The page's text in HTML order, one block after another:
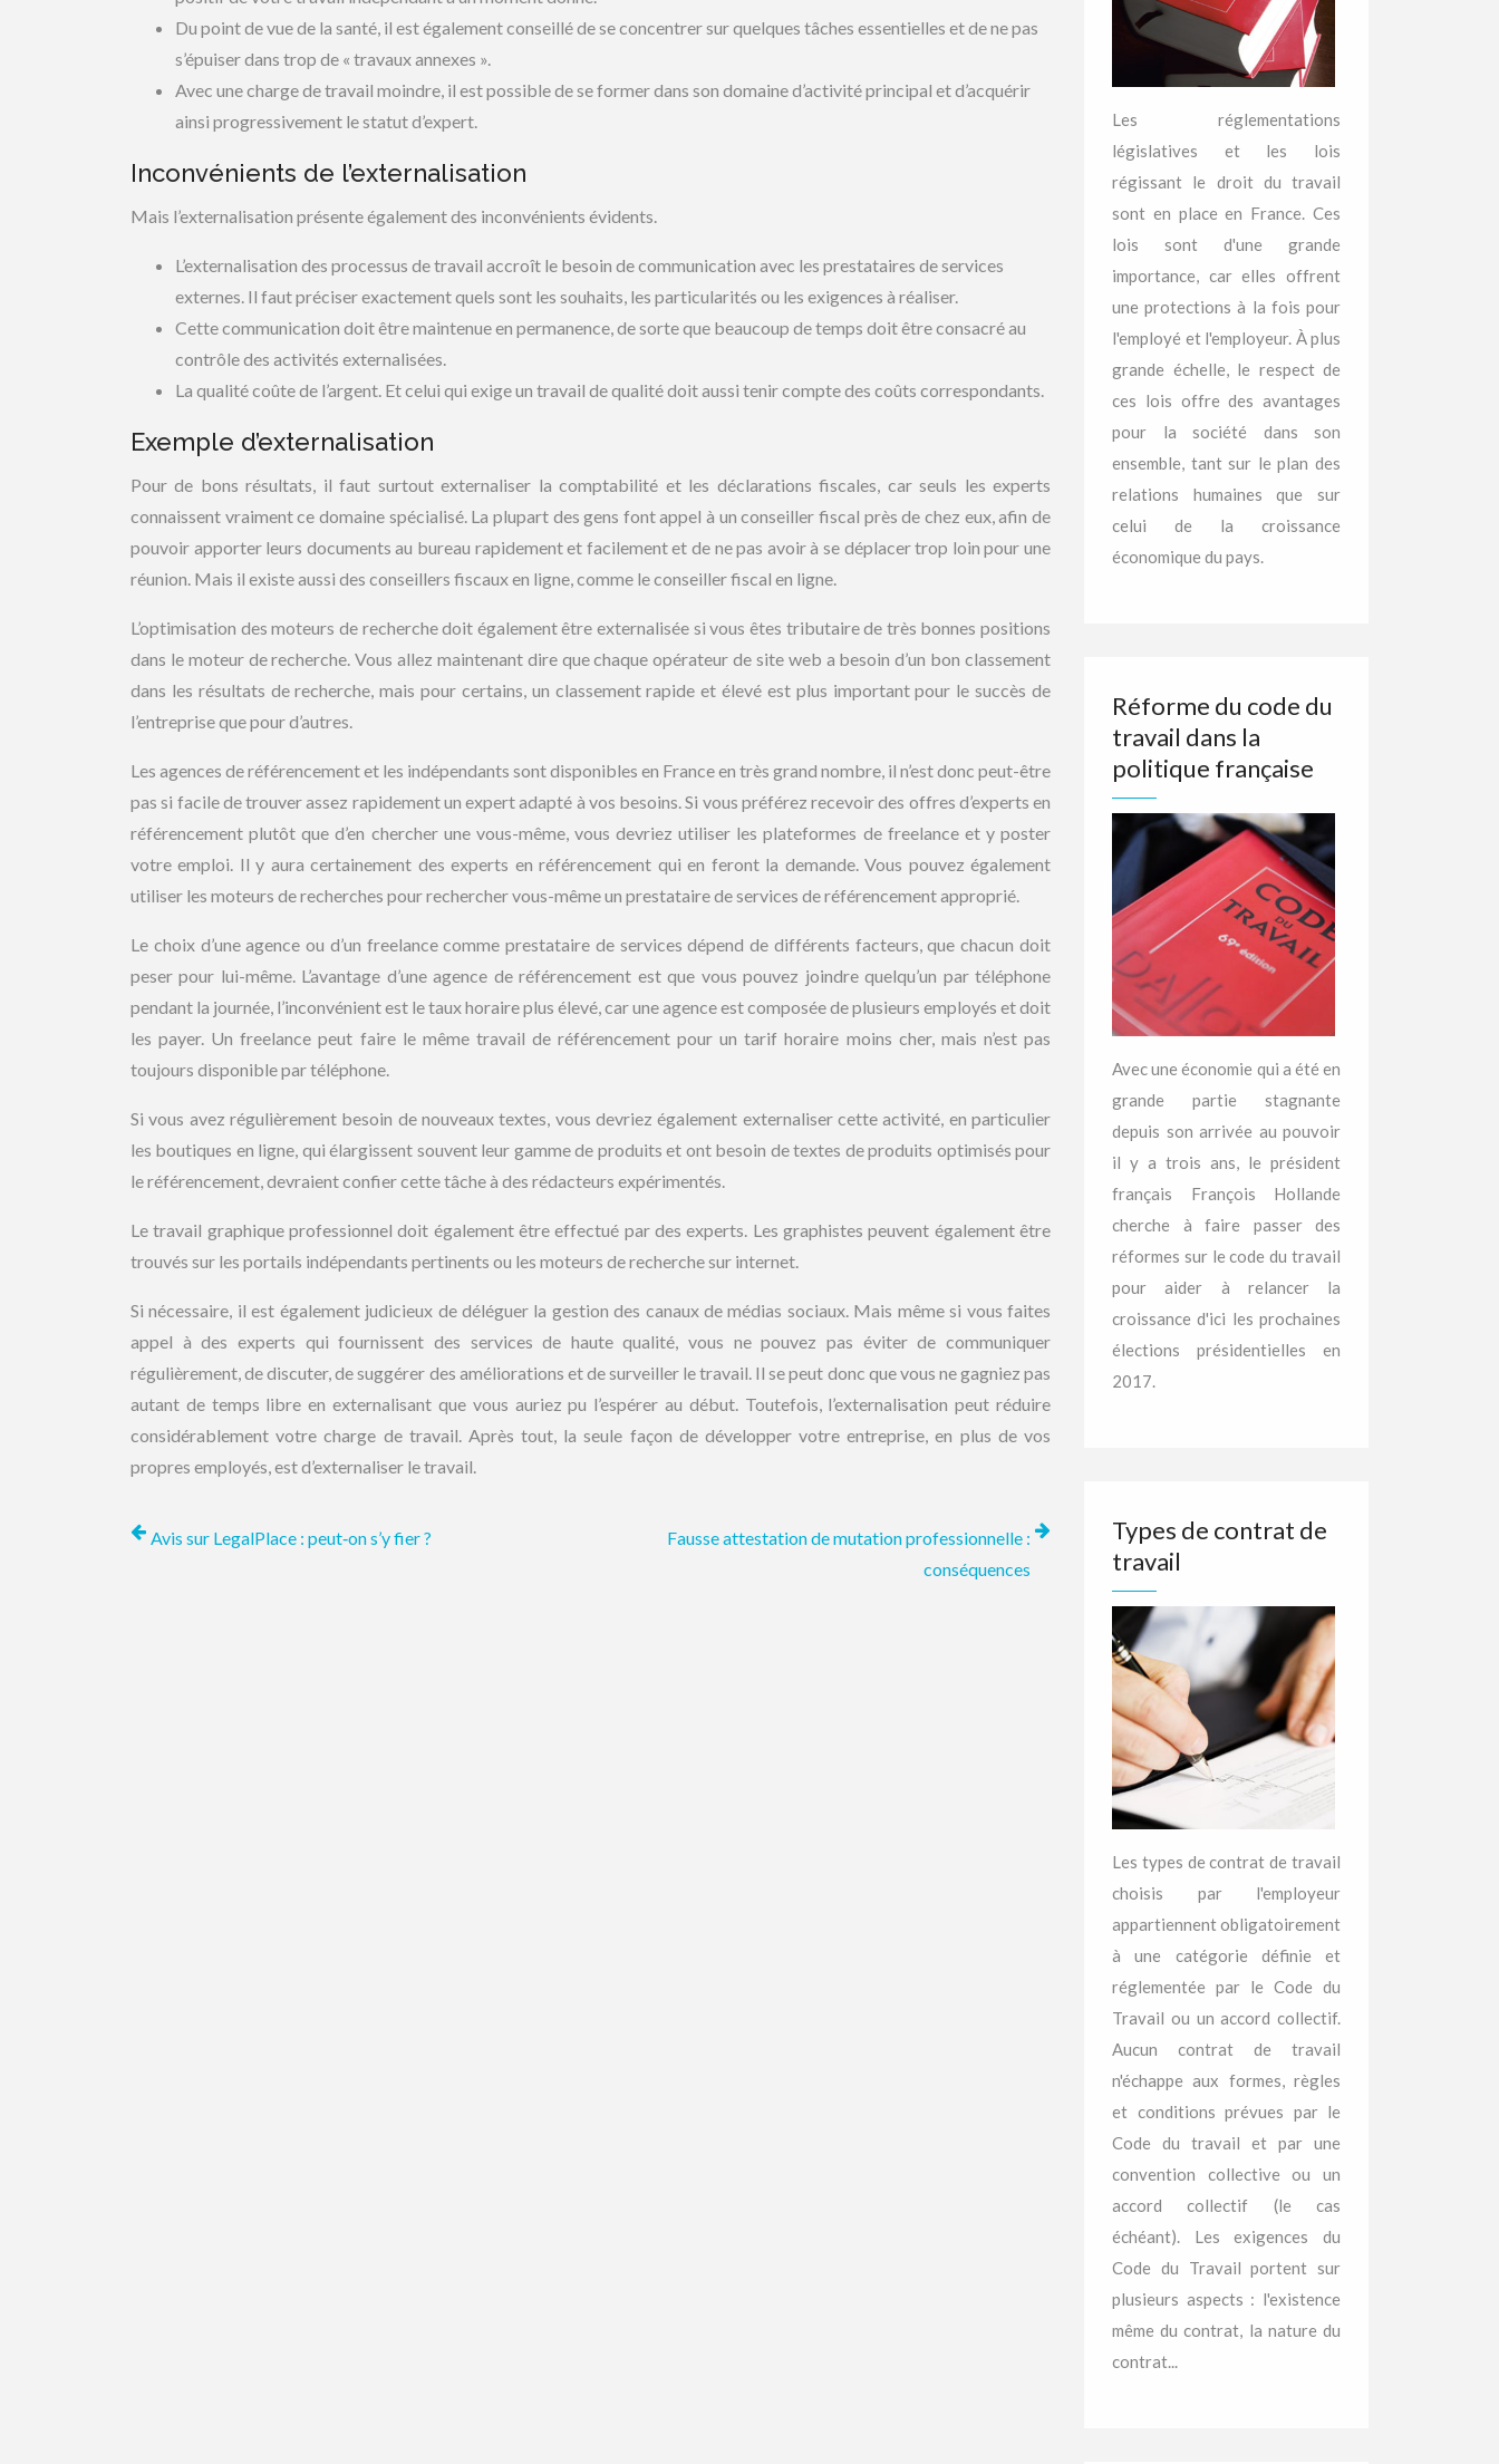
Du point de vue de la santé, il est également conseillé de se concentrer sur quelques tâches essentielles et de ne pas
s’épuiser dans trop de « travaux annexes ».
Avec une charge de travail moindre, il est possible de se former dans son domaine d’activité principal et d’acquérir
ainsi progressivement le statut d’expert.
Inconvénients de l’externalisation
Mais l’externalisation présente également des inconvénients évidents.
L’externalisation des processus de travail accroît le besoin de communication avec les prestataires de services
externes. Il faut préciser exactement quels sont les souhaits, les particularités ou les exigences à réaliser.
Cette communication doit être maintenue en permanence, de sorte que beaucoup de temps doit être consacré au
contrôle des activités externalisées.
La qualité coûte de l’argent. Et celui qui exige un travail de qualité doit aussi tenir compte des coûts correspondants.
Exemple d’externalisation
Pour de bons résultats, il faut surtout externaliser la comptabilité et les déclarations fiscales, car seuls les experts
connaissent vraiment ce domaine spécialisé. La plupart des gens font appel à un conseiller fiscal près de chez eux, afin de
pouvoir apporter leurs documents au bureau rapidement et facilement et de ne pas avoir à se déplacer trop loin pour une
réunion. Mais il existe aussi des conseillers fiscaux en ligne, comme le conseiller fiscal en ligne.
L’optimisation des moteurs de recherche doit également être externalisée si vous êtes tributaire de très bonnes positions
dans le moteur de recherche. Vous allez maintenant dire que chaque opérateur de site web a besoin d’un bon classement
dans les résultats de recherche, mais pour certains, un classement rapide et élevé est plus important pour le succès de
l’entreprise que pour d’autres.
Les agences de référencement et les indépendants sont disponibles en France en très grand nombre, il n’est donc peut-être
pas si facile de trouver assez rapidement un expert adapté à vos besoins. Si vous préférez recevoir des offres d’experts en
référencement plutôt que d’en chercher une vous-même, vous devriez utiliser les plateformes de freelance et y poster
votre emploi. Il y aura certainement des experts en référencement qui en feront la demande. Vous pouvez également
utiliser les moteurs de recherches pour rechercher vous-même un prestataire de services de référencement approprié.
Le choix d’une agence ou d’un freelance comme prestataire de services dépend de différents facteurs, que chacun doit
peser pour lui-même. L’avantage d’une agence de référencement est que vous pouvez joindre quelqu’un par téléphone
pendant la journée, l’inconvénient est le taux horaire plus élevé, car une agence est composée de plusieurs employés et doit
les payer. Un freelance peut faire le même travail de référencement pour un tarif horaire moins cher, mais n’est pas
toujours disponible par téléphone.
Si vous avez régulièrement besoin de nouveaux textes, vous devriez également externaliser cette activité, en particulier
les boutiques en ligne, qui élargissent souvent leur gamme de produits et ont besoin de textes de produits optimisés pour
le référencement, devraient confier cette tâche à des rédacteurs expérimentés.
Le travail graphique professionnel doit également être effectué par des experts. Les graphistes peuvent également être
trouvés sur les portails indépendants pertinents ou les moteurs de recherche sur internet.
Si nécessaire, il est également judicieux de déléguer la gestion des canaux de médias sociaux. Mais même si vous faites
appel à des experts qui fournissent des services de haute qualité, vous ne pouvez pas éviter de communiquer
régulièrement, de discuter, de suggérer des améliorations et de surveiller le travail. Il se peut donc que vous ne gagniez pas
autant de temps libre en externalisant que vous auriez pu l’espérer au début. Toutefois, l’externalisation peut réduire
considérablement votre charge de travail. Après tout, la seule façon de développer votre entreprise, en plus de vos
propres employés, est d’externaliser le travail.
Avis sur LegalPlace : peut‑on s’y fier ?
Fausse attestation de mutation professionnelle :
conséquences
Les réglementations
législatives et les lois
régissant le droit du travail
sont en place en France. Ces
lois sont d'une grande
importance, car elles offrent
une protections à la fois pour
l'employé et l'employeur. À plus
grande échelle, le respect de
ces lois offre des avantages
pour la société dans son
ensemble, tant sur le plan des
relations humaines que sur
celui de la croissance
économique du pays.
Réforme du code du
travail dans la
politique française
Avec une économie qui a été en
grande partie stagnante
depuis son arrivée au pouvoir
il y a trois ans, le président
français François Hollande
cherche à faire passer des
réformes sur le code du travail
pour aider à relancer la
croissance d'ici les prochaines
élections présidentielles en
2017.
Types de contrat de
travail
Les types de contrat de travail
choisis par l'employeur
appartiennent obligatoirement
à une catégorie définie et
réglementée par le Code du
Travail ou un accord collectif.
Aucun contrat de travail
n'échappe aux formes, règles
et conditions prévues par le
Code du travail et par une
convention collective ou un
accord collectif (le cas
échéant). Les exigences du
Code du Travail portent sur
plusieurs aspects : l'existence
même du contrat, la nature du
contrat...